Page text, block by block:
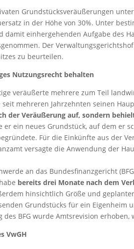
Grundstücksveräußerungen
in der Höhe von 30%. Unter
damit einhergehenden Aufgabe des
Der
zu beurteilen.
Nutzungsrecht behalten
veräußerte mehrere zum Teil
mehreren Jahrzehnten seinen
der Veräußerung auf, sondern
er ein neues Grundstück, auf dem er
Für die Einkünfte aus der
versagte die Anwendung der
an das Bundesfinanzgericht
bereits drei Monate nach dem
hinsichtlich Größe und
Grundstücks für ein
des BFG wurde Amtsrevision erhoben,
VwGH